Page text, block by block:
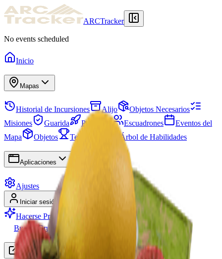
ARCTracker
No events scheduled
Inicio
Mapas
Historial de Incursiones Alijo
Objetos Necesarios
Misiones
Guarida Proyectos Escuadrones
Eventos del
Mapa
Objetos Temporadas Árbol de Habilidades
Aplicaciones
Ajustes
Iniciar sesión
Hacerse Premium
Buscar Grupo (LFG)
Recursos